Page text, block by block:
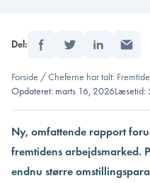
Del:
Forside /Cheferne har talt:
Opdateret: marts 16, 2026Læsetid:
Ny, omfattende rapport
fremtidens arbejdsmarked.
endnu større